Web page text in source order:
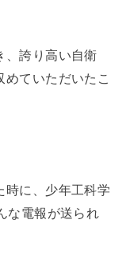
、誇り高い自衛
ていただいたこ
時に、少年工科学
な電報が送られ